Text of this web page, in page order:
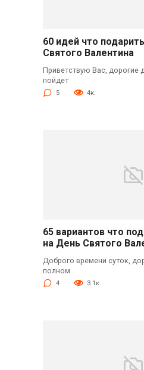
60 идей что
Святого Валентина
Приветствую Вас, дорогие
пойдет
5 4к.
65 вариантов что
на День Святого
Доброго времени суток,
полном
4 3.1к.